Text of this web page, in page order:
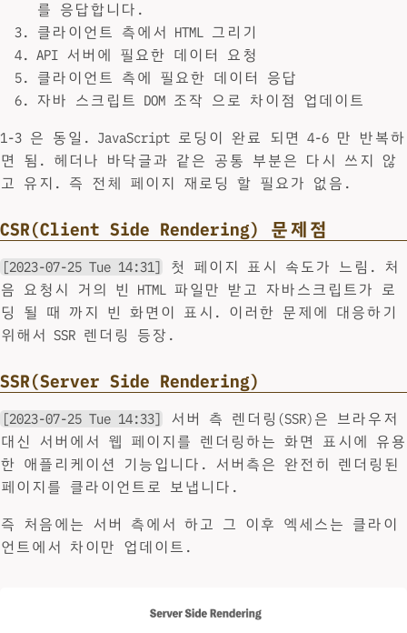
를 응답합니다.
클라이언트 측에서 HTML 그리기
API 서버에 필요한 데이터 요청
클라이언트 측에 필요한 데이터 응답
자바 스크립트 DOM 조작 으로 차이점 업데이트
1-3 은 동일. JavaScript 로딩이 완료 되면 4-6 만 반복하
면 됨. 헤더나 바닥글과 같은 공통 부분은 다시 쓰지 않
고 유지. 즉 전체 페이지 재로딩 할 필요가 없음.
CSR(Client Side Rendering) 문제점
[2023-07-25 Tue 14:31]
첫 페이지 표시 속도가 느림. 처
음 요청시 거의 빈 HTML 파일만 받고 자바스크립트가 로
딩 될 때 까지 빈 화면이 표시. 이러한 문제에 대응하기
위해서 SSR 렌더링 등장.
SSR(Server Side Rendering)
[2023-07-25 Tue 14:33]
서버 측 렌더링(SSR)은 브라우저
대신 서버에서 웹 페이지를 렌더링하는 화면 표시에 유용
한 애플리케이션 기능입니다. 서버측은 완전히 렌더링된
페이지를 클라이언트로 보냅니다.
즉 처음에는 서버 측에서 하고 그 이후 엑세스는 클라이
언트에서 차이만 업데이트.